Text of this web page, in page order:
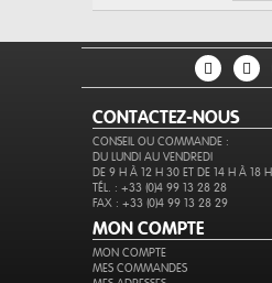
CONTACTEZ-NOUS
CONSEIL OU COMMANDE :
DU LUNDI AU VENDREDI
DE 9 H À 12 H 30 ET DE 14 H À 18 H
TÉL. : +33 (0)4 99 13 28 28
FAX : +33 (0)4 99 13 28 29
MON COMPTE
MON COMPTE
MES COMMANDES